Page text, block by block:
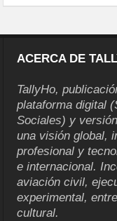
ACERCA DE
TallyHo,
plataforma digital
Sociales) y
una visión global,
profesional y
e internacional.
aviación civil,
experimental,
cultural.